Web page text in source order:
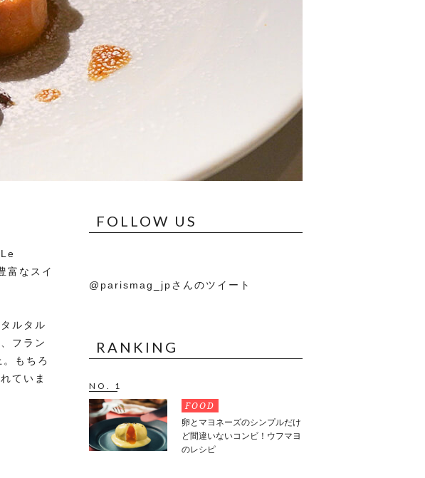
富なスイ
ルタル
フラン
もちろ
ていま
FOLLOW US
@parismag_jpさんのツイート
RANKING
NO. 1
FOOD
卵とマヨネーズのシンプルだけ
ど間違いないコンビ！ウフマヨ
のレシピ